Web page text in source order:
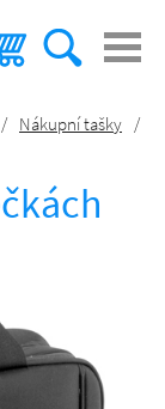
/ Nákupní tašky /